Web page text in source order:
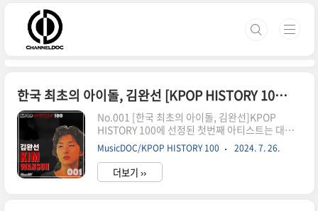
본문 바로가기
한국 최초의 아이돌, 김완선 [KPOP HISTORY 100] No.001
No.001 [한국 최초의 아이돌, 김완선]KPOP
HISTORY 100에 선정된 첫번째 아티스트는 대한
민국의 영원한 댄싱퀸 김완선이다. 김완선은 어린
나이에 미8군 가수 출신이었던 이모 한백희의 전문
적인 트레이닝을 통해 탄생한 한국 최초의 연습생
출신 프로젝트형 아이돌이다. 대한민국 음악사에
MusicDOC/KPOP HISTORY 100 2024. 7. 26.
더보기 ››